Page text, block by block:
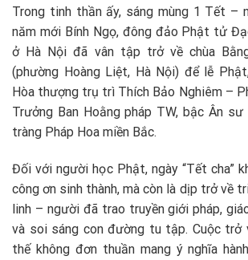
Trong tinh thần ấy, sáng mùng 1 Tết –
năm mới Bính Ngọ, đông đảo Phật tử
ở Hà Nội đã vân tập trở về chùa
(phường Hoàng Liệt, Hà Nội) để lễ
Hòa thượng trụ trì Thích Bảo Nghiêm –
Trưởng Ban Hoằng pháp TW, bậc Ân
tràng Pháp Hoa miền Bắc.
Đối với người học Phật, ngày “Tết cha”
công ơn sinh thành, mà còn là dịp trở về
linh – người đã trao truyền giới pháp,
và soi sáng con đường tu tập. Cuộc trở
thế không đơn thuần mang ý nghĩa